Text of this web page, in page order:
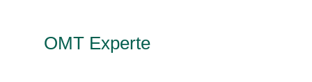
OMT Experte